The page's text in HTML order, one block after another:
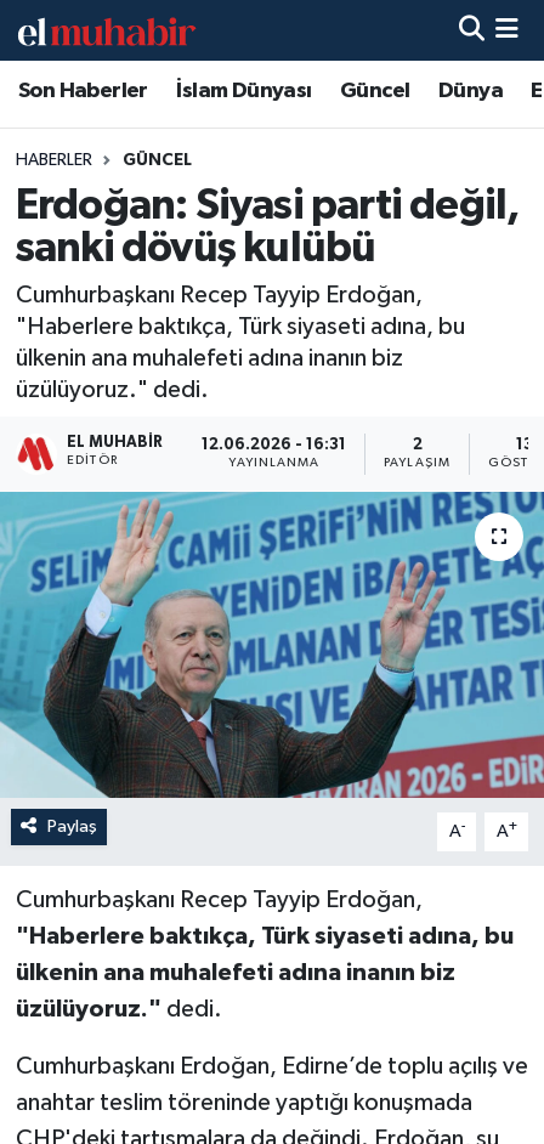
Son Haberler İslam Dünyası Güncel Dünya
HABERLER GÜNCEL
Erdoğan: Siyasi parti değil,
sanki dövüş kulübü
Cumhurbaşkanı Recep Tayyip Erdoğan,
"Haberlere baktıkça, Türk siyaseti adına, bu
ülkenin ana muhalefeti adına inanın biz
üzülüyoruz." dedi.
EL MUHABIR
EDITÖR
12.06.2026 - 16:31
YAYINLANMA
2
PAYLAŞIM
13
Paylaş A- A+
Cumhurbaşkanı Recep Tayyip Erdoğan,
"Haberlere baktıkça, Türk siyaseti adına, bu
ülkenin ana muhalefeti adına inanın biz
üzülüyoruz." dedi.
Cumhurbaşkanı Erdoğan, Edirne’de toplu açılış ve
anahtar teslim töreninde yaptığı konuşmada
CHP'deki tartışmalara da değindi. Erdoğan, şu
Hava Durumu
Trafik Durumu
Süper Lig Puan Durumu ve Fikstür
Son Dakika Haberleri
Haber Arşivi